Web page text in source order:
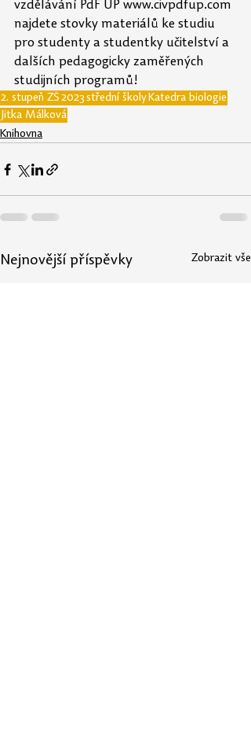
vzdělávání PdF UP www.civpdfup.com
najdete stovky materiálů ke studiu
pro studenty a studentky učitelství a
dalších pedagogicky zaměřených
studijních programů!
2. stupeň ZŠ 2023 střední školyKatedra biologie
Jitka Málková
Knihovna
Nejnovější příspěvky Zobrazit vše